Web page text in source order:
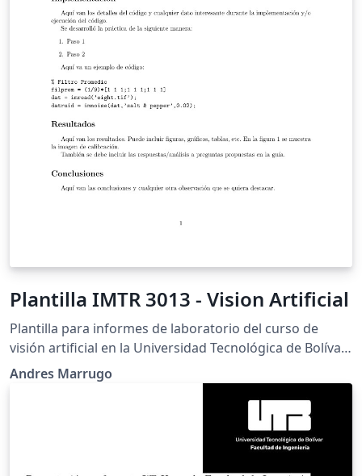
Plantilla IMTR 3013 - Vision Artificial
Plantilla para informes de laboratorio del curso de
visión artificial en la Universidad Tecnológica de Bolívar.
Basado en ECE 100 Template por Patrick Bartman.
Andres Marrugo